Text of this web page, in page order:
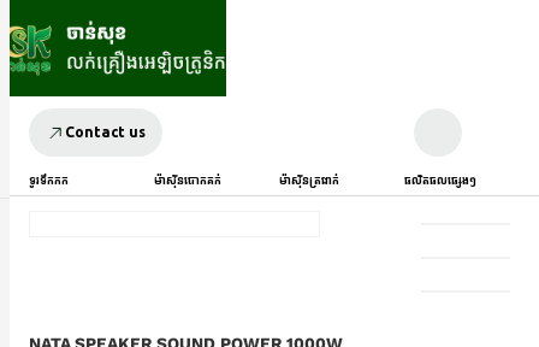
Contact us
ទូរទឹកកក ម៉ាស៊ីនបោកគក់ ម៉ាស៊ីនត្រជាក់ ផលិតផលផ្សេងៗ